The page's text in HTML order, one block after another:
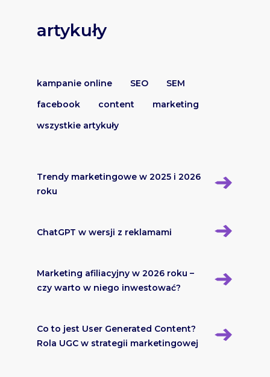
artykuły
kampanie online SEO
SEM
facebook
content
marketing
wszystkie artykuły
Trendy marketingowe w 2025 i 2026
roku
ChatGPT w wersji z reklamami
Marketing afiliacyjny w 2026 roku –
czy warto w niego inwestować?
Co to jest User Generated Content?
Rola UGC w strategii marketingowej